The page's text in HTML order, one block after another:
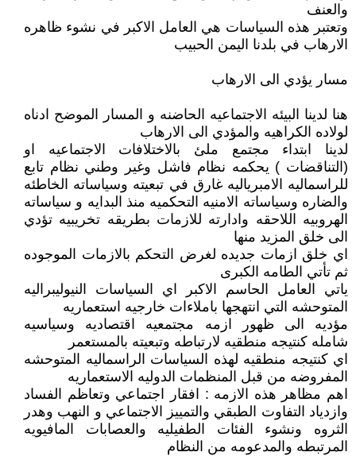
والعنف
وتعتبر هذه السياسات هي العامل الاكبر في نشوء ظاهره
الارهاب في بلدنا اليمن الحبيب
مسار يؤدي الى الارهاب
هنا لدينا البيئه الاجتماعيه الحاضنه و المسار الموضح ادناه
لولاده الكراهيه والمؤدي الى الارهاب
لدينا ابتداء مجتمع ملئ بالاختلافات الاجتماعيه او
(التناقضات ) يحكمه نظام فاشل وغير وطني نظام تابع
للراسماليه الامبرياليه غارق في تبعيته وسياساته الخاطئه
والضاره وسياساته الامنيه التحكميه منذ البدايه و سياساته
الهروبيه اللاحقه وادارته للازمات بطريقه تخريبيه تؤدي
الى خلق المزيد منها
اي خلق ازمات جديده لغرض التحكم بالازمات الموجوده
ثم تأتي الطامه الكبرى
ياتي العامل الحاسم الاكبر اي السياسات النيوليبراليه
المتوحشه التي انتهجها باملاءات خارجيه استعماريه
مؤديه الى ظهور ازمه مجتمعيه اقتصاديه وسياسيه
شامله كنتيجه منطقيه لارتباطه وتبعيته بالمستعمر
اي كنتيجه منطقيه لهذه السياسات الراسماليه المتوحشه
المفروضه من قبل المنظمات الدوليه الاستعماريه
اهم مظاهر هذه الازمه : افقار اجتماعي وتعاظم الفساد
وازدياد التفاوت الطبقي والتمييز الاجتماعي و النهب وهدر
الثروه ونشوء الفئات الطفيليه والعصابات المافيويه
المرتبطه والمدعومه من النظام